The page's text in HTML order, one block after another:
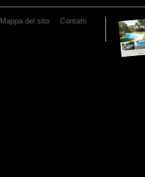
Mappa del sito Contatti